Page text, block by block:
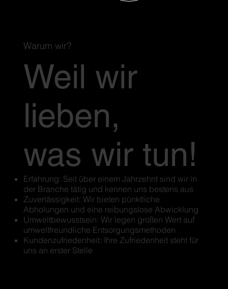
Warum wir?
Weil wir
lieben,
was wir tun!
Erfahrung: Seit über einem Jahrzehnt sind wir in
der Branche tätig und kennen uns bestens aus
Zuverlässigkeit: Wir bieten pünktliche
Abholungen und eine reibungslose Abwicklung
Umweltbewusstsein: Wir legen großen Wert auf
umweltfreundliche Entsorgungsmethoden
Kundenzufriedenheit: Ihre Zufriedenheit steht für
uns an erster Stelle